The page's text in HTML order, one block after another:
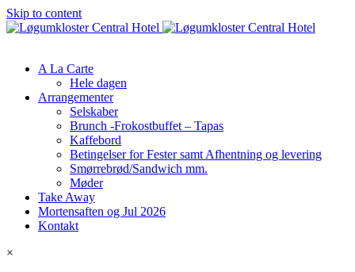
Skip to content
A La Carte
Hele dagen
Arrangementer
Selskaber
Brunch -Frokostbuffet – Tapas
Kaffebord
Betingelser for Fester samt Afhentning og levering​
Smørrebrød/Sandwich mm.
Møder
Take Away
Mortensaften og Jul 2026
Kontakt
×